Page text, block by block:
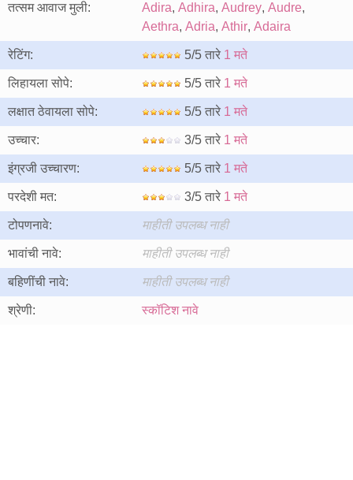
तत्सम आवाज मुली: Adira, Adhira, Audrey, Audre,
Aethra, Adria, Athir, Adaira
रेटिंग: 5/5 तारे 1 मते
लिहायला सोपे: 5/5 तारे 1 मते
लक्षात ठेवायला सोपे: 5/5 तारे 1 मते
उच्चार: 3/5 तारे 1 मते
इंग्रजी उच्चारण: 5/5 तारे 1 मते
परदेशी मत: 3/5 तारे 1 मते
टोपणनावे: माहीती उपलब्ध नाही
भावांची नावे: माहीती उपलब्ध नाही
बहिणींची नावे: माहीती उपलब्ध नाही
श्रेणी: स्कॉटिश नावे